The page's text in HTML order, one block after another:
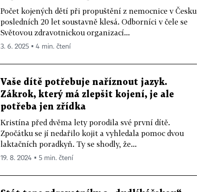
Počet kojených dětí při propuštění z nemocnice v Česku
posledních 20 let soustavně klesá. Odborníci v čele se
Světovou zdravotnickou organizací...
3. 6. 2025 ▪ 4 min. čtení
Vaše dítě potřebuje naříznout jazyk.
Zákrok, který má zlepšit kojení, je ale
potřeba jen zřídka
Kristína před dvěma lety porodila své první dítě.
Zpočátku se jí nedařilo kojit a vyhledala pomoc dvou
laktačních poradkyň. Ty se shodly, že...
19. 8. 2024 ▪ 5 min. čtení